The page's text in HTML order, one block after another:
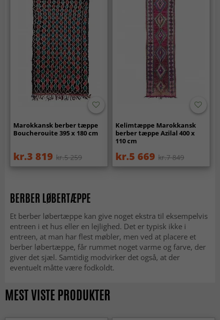
Marokkansk berber tæppe
Boucherouite 395 x 180 cm
kr.3 819 kr.5 259
Kelimtæppe Marokkansk
berber tæppe Azilal 400 x
110 cm
kr.5 669 kr.7 849
BERBER LØBERTÆPPE
Et berber løbertæppe kan give noget ekstra til eksempelvis
entreen i et hus eller en lejlighed. Det er typisk ikke i
entreen, at man har flest møbler, men ved at placere et
berber løbertæppe, får rummet noget varme og farve, der
giver det sjæl. Samtidig modvirker det også, at der
eventuelt måtte være fodkoldt.
MEST VISTE PRODUKTER